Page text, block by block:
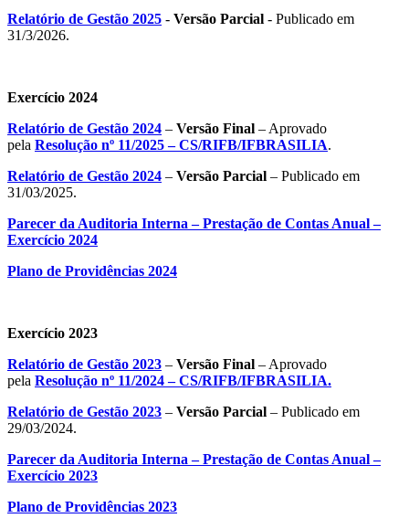
Relatório de Gestão 2025 - Versão Parcial - Publicado em
31/3/2026.
Exercício 2024
Relatório de Gestão 2024 – Versão Final – Aprovado
pela Resolução nº 11/2025 – CS/RIFB/IFBRASILIA.
Relatório de Gestão 2024 – Versão Parcial – Publicado em
31/03/2025.
Parecer da Auditoria Interna – Prestação de Contas Anual –
Exercício 2024
Plano de Providências 2024
Exercício 2023
Relatório de Gestão 2023 – Versão Final – Aprovado
pela Resolução nº 11/2024 – CS/RIFB/IFBRASILIA.
Relatório de Gestão 2023 – Versão Parcial – Publicado em
29/03/2024.
Parecer da Auditoria Interna – Prestação de Contas Anual –
Exercício 2023
Plano de Providências 2023